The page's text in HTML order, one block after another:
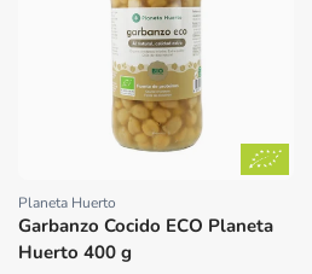
Proveedor:
Planeta Huerto
Garbanzo Cocido ECO Planeta
Huerto 400 g